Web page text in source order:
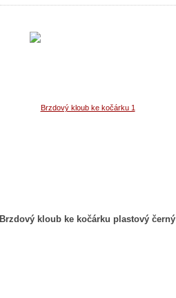
Brzdový kloub ke kočárku plastový černý